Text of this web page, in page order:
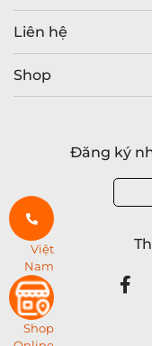
Liên hệ
Shop
Đăng ký
Việt
Nam
Shop